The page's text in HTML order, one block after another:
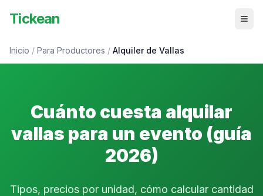
Tickean
Inicio / Para Productores / Alquiler de Vallas
Cuánto cuesta alquilar
vallas para un evento (guía
2026)
Tipos, precios por unidad, cómo calcular cantidad